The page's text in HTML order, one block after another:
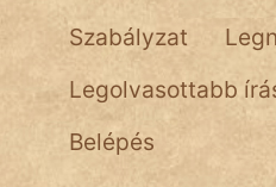
NapHold
Név nélkül
pszichopati
Szabályzat
Legolvasottabb
Belépés